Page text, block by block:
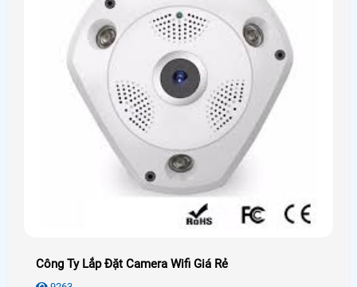
Công Ty Lắp Đặt Camera Wifi Giá Rẻ